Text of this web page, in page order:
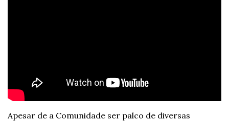
Apesar de a Comunidade ser palco de diversas